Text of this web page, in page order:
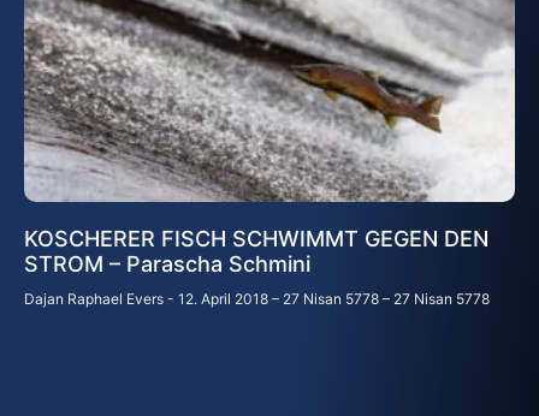
KOSCHERER FISCH SCHWIMMT GEGEN DEN
STROM – Parascha Schmini
Dajan Raphael Evers 12. April 2018 – 27 Nisan 5778 – 27 Nisan 5778